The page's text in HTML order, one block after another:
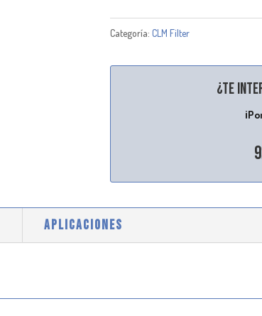
Categoría: CLM Filter
¿Te
APLICACIONES